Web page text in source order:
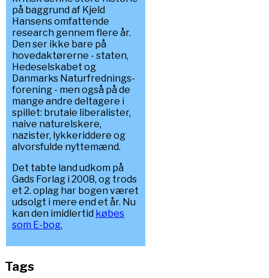
på baggrund af Kjeld
Hansens omfattende
research gennem flere år.
Den ser ikke bare på
hovedaktørerne - staten,
Hedeselskabet og
Danmarks Naturfrednings-
forening - men også på de
mange andre deltagere i
spillet: brutale liberalister,
naive naturelskere,
nazister, lykkeriddere og
alvorsfulde nyttemænd.
Det tabte land udkom på
Gads Forlag i 2008, og trods
et 2. oplag har bogen været
udsolgt i mere end et år. Nu
kan den imidlertid købes
som E-bog.
Tags